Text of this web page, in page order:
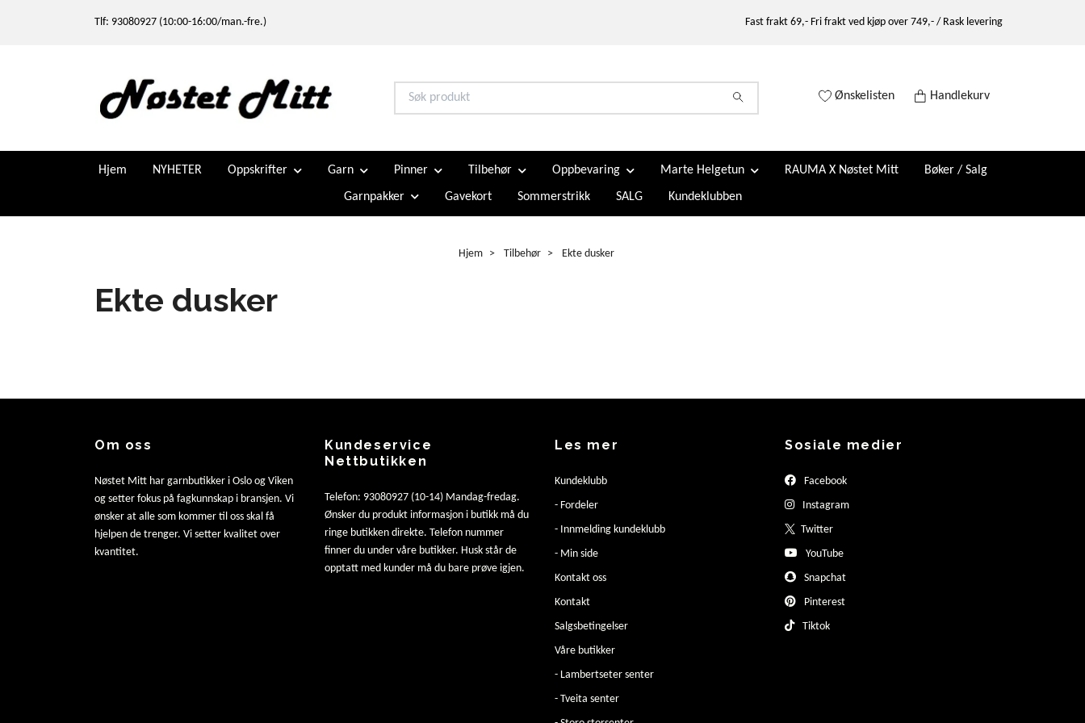
Tlf: 93080927 (10:00-16:00/man.-fre.) Fast frakt 69,- Fri frakt ved kjøp over 749,- / Rask levering
Ønskelisten Handlekurv
Hjem NYHETER Oppskrifter Garn Pinner Tilbehør Oppbevaring Marte Helgetun RAUMA X Nøstet Mitt Bøker / Salg
Garnpakker Gavekort Sommerstrikk SALG Kundeklubben
Hjem Tilbehør Ekte dusker
Ekte dusker
Om oss
Nøstet Mitt har garnbutikker i Oslo og Viken
og setter fokus på fagkunnskap i bransjen. Vi
ønsker at alle som kommer til oss skal få
hjelpen de trenger. Vi setter kvalitet over
kvantitet.
Kundeservice
Nettbutikken
Telefon: 93080927 (10-14) Mandag-fredag.
Ønsker du produkt informasjon i butikk må du
ringe butikken direkte. Telefon nummer
finner du under våre butikker. Husk står de
opptatt med kunder må du bare prøve igjen.
Les mer
Kundeklubb
- Fordeler
- Innmelding kundeklubb
- Min side
Kontakt oss
Kontakt
Salgsbetingelser
Våre butikker
- Lambertseter senter
- Tveita senter
Sosiale medier
Facebook
Instagram
Twitter
YouTube
Snapchat
Pinterest
Tiktok